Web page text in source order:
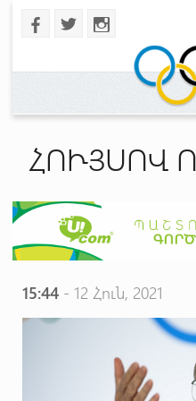
b a x
ՀՈՒՅՍՈՎ
15:44- 12 Հուն, 2021